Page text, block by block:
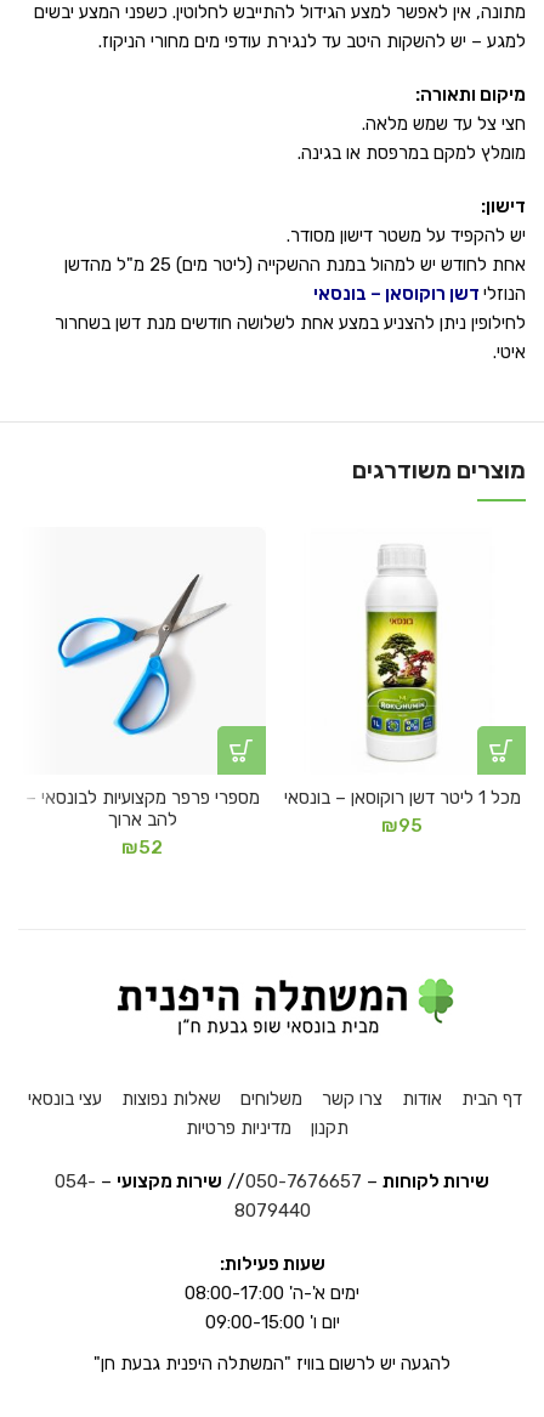
מתונה, אין לאפשר למצע הגידול להתייבש לחלוטין. כשפני המצע יבשים
למגע – יש להשקות היטב עד לנגירת עודפי מים מחורי הניקוז.
מיקום ותאורה:
חצי צל עד שמש מלאה.
מומלץ למקם במרפסת או בגינה.
דישון:
יש להקפיד על משטר דישון מסודר.
אחת לחודש יש למהול במנת ההשקייה (ליטר מים) 25 מ"ל מהדשן
הנוזלי דשן רוקוסאן – בונסאי
לחילופין ניתן להצניע במצע אחת לשלושה חודשים מנת דשן בשחרור
איטי.
מוצרים משודרגים
מכל 1 ליטר דשן רוקוסאן – בונסאי
₪95
מספרי פרפר מקצועיות לבונסאי –
להב ארוך
₪52
דף הבית אודות צרו קשר משלוחים שאלות נפוצות
עצי בונסאי
תקנון
מדיניות פרטיות
שירות לקוחות –
050-7676657
// שירות מקצועי –
054-
8079440
שעות פעילות:
ימים א'-ה' 08:00-17:00
יום ו' 09:00-15:00
להגעה יש לרשום בוויז "המשתלה היפנית גבעת חן"